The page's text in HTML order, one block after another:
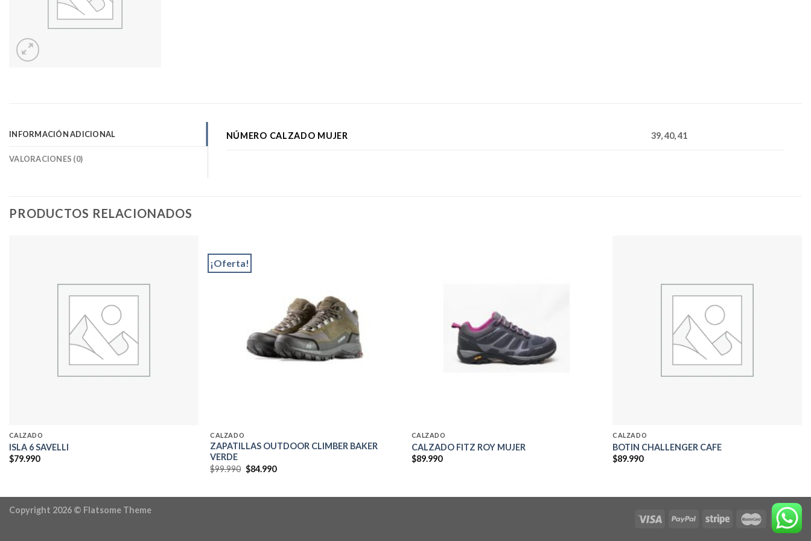
INFORMACIÓN ADICIONAL
VALORACIONES (0)
NÚMERO CALZADO MUJER 39, 40, 41
PRODUCTOS RELACIONADOS
CALZADO
ISLA 6 SAVELLI
$79.990
¡Oferta!
CALZADO
ZAPATILLAS OUTDOOR CLIMBER BAKER
VERDE
$99.990 El
precio
$84.990El
CALZADO
CALZADO FITZ ROY MUJER
$89.990
CALZADO
BOTIN CHALLENGER CAFE
$89.990
Copyright 2026 © Flatsome Theme